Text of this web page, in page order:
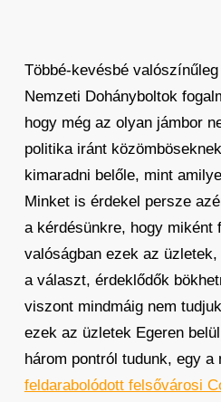
Többé-kevésbé
Nemzeti Dohányboltok
hogy még az olyan jámbor
politika iránt
kimaradni belőle, mint
Minket is érdekel persze
a kérdésünkre, hogy miként
valóságban ezek az
a választ, érdeklődők
viszont mindmáig nem
ezek az üzletek Egeren
három pontról tudunk, egy a
feldarabolódott felsővárosi